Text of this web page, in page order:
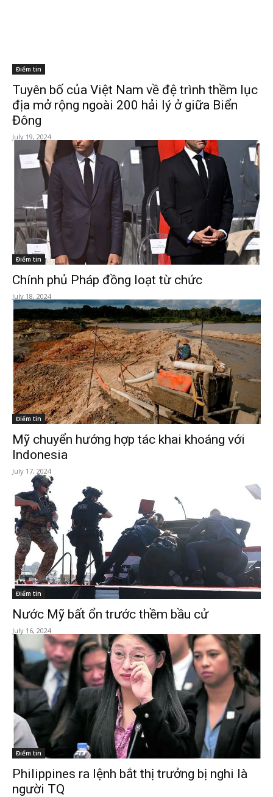
Điểm tin
Tuyên bố của Việt Nam về đệ trình thềm lục
địa mở rộng ngoài 200 hải lý ở giữa Biển
Đông
July 19, 2024
Điểm tin
Chính phủ Pháp đồng loạt từ chức
July 18, 2024
Điểm tin
Mỹ chuyển hướng hợp tác khai khoáng với
Indonesia
July 17, 2024
Điểm tin
Nước Mỹ bất ổn trước thềm bầu cử
July 16, 2024
Điểm tin
Philippines ra lệnh bắt thị trưởng bị nghi là
người TQ